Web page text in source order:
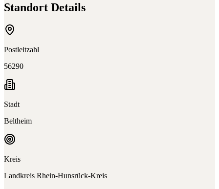
Standort Details
Postleitzahl
56290
Stadt
Beltheim
Kreis
Landkreis Rhein-Hunsrück-Kreis